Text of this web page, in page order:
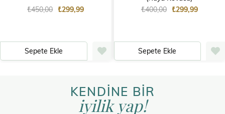
₺299,99
₺450,00
Sepete Ekle
₺299,99
₺400,00
Sepete Ekle
KENDİNE BİR
iyilik yap!